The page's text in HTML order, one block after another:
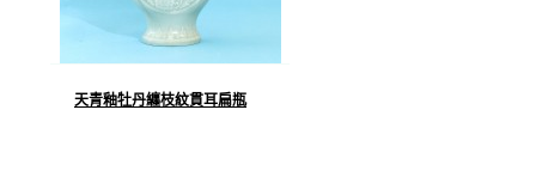
天青釉牡丹纏枝紋貫耳扁瓶